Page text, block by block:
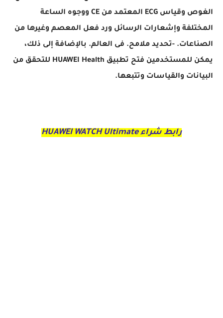
الغوص وقياس ECG المعتمد من CE ووجوه الساعة
المختلفة وإشعارات الرسائل ورد فعل المعصم وغيرها من
الصناعات. -تحديد ملامح. فى العالم. بالإضافة إلى ذلك،
يمكن للمستخدمين فتح تطبيق HUAWEI Health للتحقق من
البيانات والقياسات وتتبعها.
رابط شراء HUAWEI WATCH Ultimate